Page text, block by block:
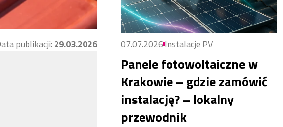
publikacji: 29.03.2026 07.07.2026Instalacje PV
Panele fotowoltaiczne w
Krakowie – gdzie zamówić
instalację? – lokalny
przewodnik